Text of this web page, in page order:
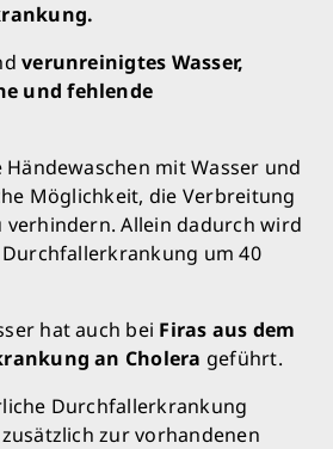
verunreinigtes Wasser,
und fehlende
mit Wasser und
Möglichkeit, die Verbreitung
verhindern. Allein dadurch wird
um 40
hat auch bei Firas aus dem
an Cholera geführt.
Durchfallerkrankung
zur vorhandenen